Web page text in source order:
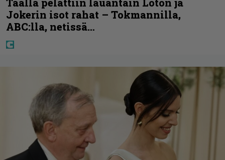
Täällä pelattiin lauantain Loton ja
Jokerin isot rahat – Tokmannilla,
ABC:lla, netissä…